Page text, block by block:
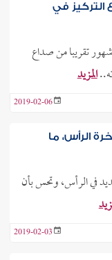
التركيز في
السلام عليكم ورحمة الله وبركاته أعاني منذ فترة 3 شهور تقريبا من صداع
المزيد
2019-02-06
الرأس، ما
في الرأس، وتحس بأن
2019-02-03